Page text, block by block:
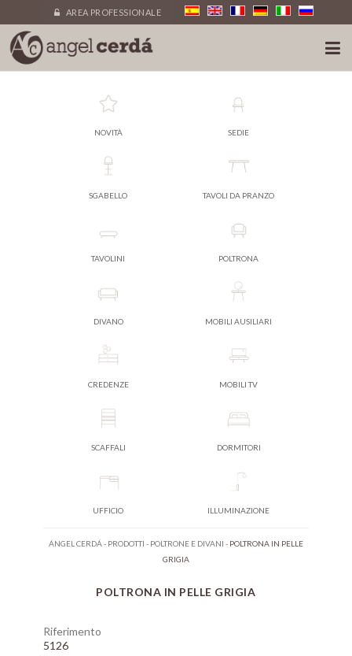
AREA PROFESSIONALE
NOVITÀ SEDIE
SGABELLO TAVOLI DA PRANZO
TAVOLINI POLTRONA
DIVANO MOBILI AUSILIARI
CREDENZE MOBILI TV
SCAFFALI DORMITORI
UFFICIO ILLUMINAZIONE
ÁNGEL CERDÁ - PRODOTTI - POLTRONE E DIVANI - POLTRONA IN PELLE
GRIGIA
POLTRONA IN PELLE GRIGIA
Riferimento
5126